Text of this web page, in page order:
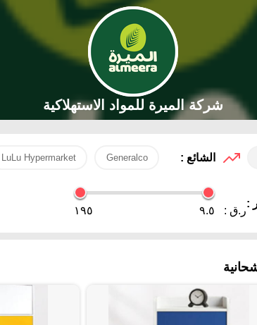
شركة الميرة للمواد الاستهلاكية
الشائع : Generalco
LuLu Hypermarket
:
ر.ق : ٩.٥ ١٩٥